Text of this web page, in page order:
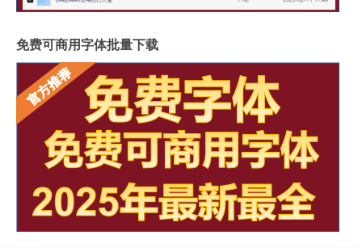
免费可商用字体批量下载